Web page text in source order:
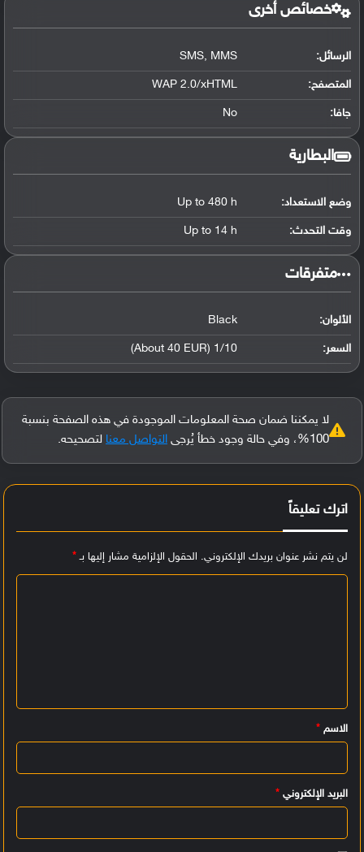
خصائص أخرى
الرسائل: SMS, MMS
المتصفح: WAP 2.0/xHTML
جافا: No
البطارية
وضع الاستعداد: Up to 480 h
وقت التحدث: Up to 14 h
‏متفرقات‏
الألوان: Black
السعر: 1/10 (About 40 EUR)
لا يمكننا ضمان صحة المعلومات الموجودة في هذه الصفحة بنسبة
100%، وفي حالة وجود خطأ يُرجى
التواصل معنا لتصحيحه.
اترك تعليقاً
لن يتم نشر عنوان بريدك الإلكتروني. الحقول الإلزامية مشار إليها بـ*
ي
ق
الاسم *
البريد الإلكتروني *